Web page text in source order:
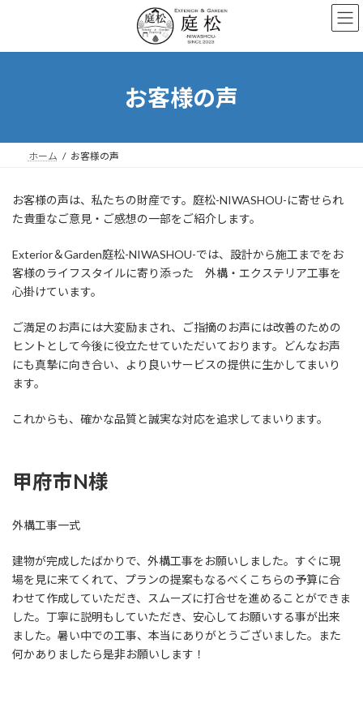
ン
ー
お客様の声
ホーム お客様の声
お客様の声は、私たちの財産です。庭松-NIWASHOU-に寄せられ
た貴重なご意見・ご感想の一部をご紹介します。
Exterior＆Garden庭松-NIWASHOU-では、設計から施工までをお
客様のライフスタイルに寄り添った 外構・エクステリア工事を
心掛けています。
ご満足のお声には大変励まされ、ご指摘のお声には改善のための
ヒントとして今後に役立たせていただいております。どんなお声
にも真摯に向き合い、より良いサービスの提供に生かしてまいり
ます。
これからも、確かな品質と誠実な対応を追求してまいります。
甲府市N様
外構工事一式
建物が完成したばかりで、外構工事をお願いしました。すぐに現
場を見に来てくれて、プランの提案もなるべくこちらの予算に合
わせて作成していただき、スムーズに打合せを進めることができま
した。丁寧に説明もしていただき、安心してお願いする事が出来
ました。暑い中での工事、本当にありがとうございました。また
何かありましたら是非お願いします！